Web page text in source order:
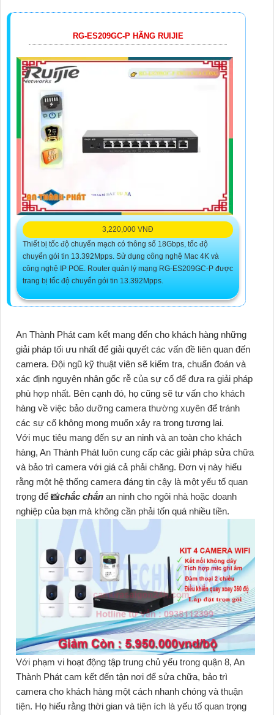
RG-ES209GC-P HÃNG RUIJIE
3,220,000 VNĐ
Thiết bị tốc độ chuyển mạch có thông số 18Gbps, tốc độ
chuyển gói tin 13.392Mpps. Sử dụng công nghệ Mac 4K và
công nghệ IP POE. Router quản lý mạng RG-ES209GC-P được
trang bị tốc độ chuyển gói tin 13.392Mpps.
An Thành Phát cam kết mang đến cho khách hàng những
giải pháp tối ưu nhất để giải quyết các vấn đề liên quan đến
camera. Đội ngũ kỹ thuật viên sẽ kiểm tra, chuẩn đoán và
xác định nguyên nhân gốc rễ của sự cố để đưa ra giải pháp
phù hợp nhất. Bên cạnh đó, họ cũng sẽ tư vấn cho khách
hàng về việc bảo dưỡng camera thường xuyên để tránh
các sự cố không mong muốn xảy ra trong tương lai.
Với mục tiêu mang đến sự an ninh và an toàn cho khách
hàng, An Thành Phát luôn cung cấp các giải pháp sửa chữa
và bảo trì camera với giá cả phải chăng. Đơn vị này hiểu
rằng một hệ thống camera đáng tin cậy là một yếu tố quan
trọng để 📸chắc chắn an ninh cho ngôi nhà hoặc doanh
nghiệp của bạn mà không cần phải tốn quá nhiều tiền.
Với phạm vi hoạt động tập trung chủ yếu trong quận 8, An
Thành Phát cam kết đến tận nơi để sửa chữa, bảo trì
camera cho khách hàng một cách nhanh chóng và thuận
tiện. Họ hiểu rằng thời gian và tiện ích là yếu tố quan trọng